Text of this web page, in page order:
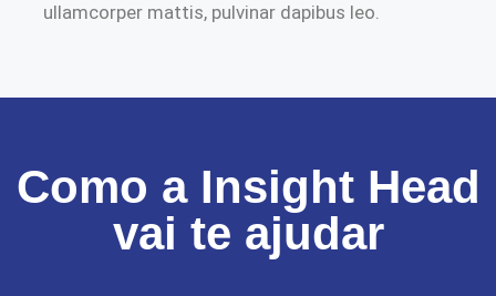
ullamcorper mattis, pulvinar dapibus leo.
Como a Insight Head
vai te ajudar